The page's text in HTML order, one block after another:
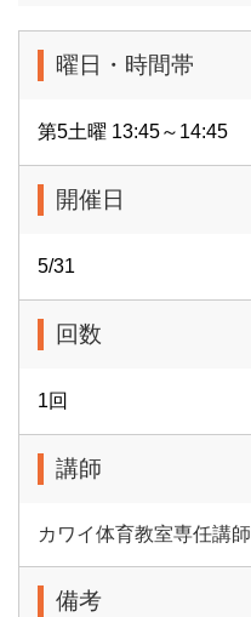
曜日・時間帯
第5土曜 13:45～14:45
開催日
5/31
回数
1回
講師
カワイ体育教室専任講師
備考